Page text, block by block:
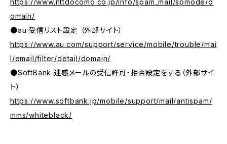
https://www.nttdocomo.co.jp/info/spam_mail/spmode/d
omain/
●au 受信リスト設定 （外部サイト）
https://www.au.com/support/service/mobile/trouble/mai
l/email/filter/detail/domain/
●SoftBank 迷惑メールの受信許可・拒否設定をする（外部サイ
ト）
https://www.softbank.jp/mobile/support/mail/antispam/
mms/whiteblack/